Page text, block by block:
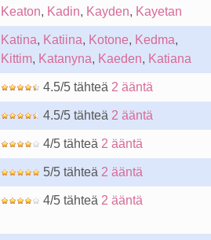
Keaton, Kadin, Kayden, Kayetan
Katina, Katiina, Kotone, Kedma,
Kittim, Katanyna, Kaeden, Katiana
4.5/5 tähteä 2 ääntä
4.5/5 tähteä 2 ääntä
4/5 tähteä 2 ääntä
5/5 tähteä 2 ääntä
4/5 tähteä 2 ääntä